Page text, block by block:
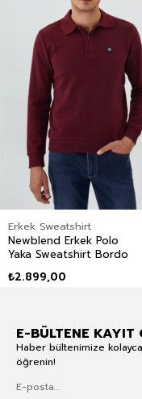
Erkek Sweatshirt
Newblend Erkek Polo
Yaka Sweatshirt Bordo
₺2.899,00
E-BÜLTENE KAYIT
Haber bültenimize
öğrenin!